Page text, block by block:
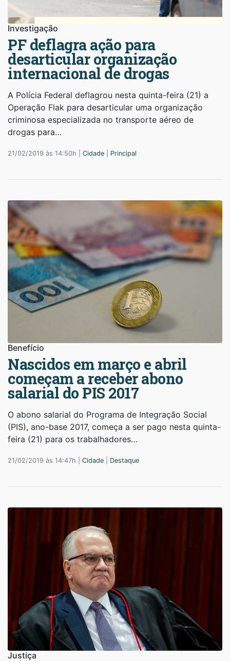
Investigação
PF deflagra ação para
desarticular organização
internacional de drogas
A Polícia Federal deflagrou nesta quinta-feira (21) a
Operação Flak para desarticular uma organização
criminosa especializada no transporte aéreo de
drogas para…
21/02/2019 às 14:50h | Cidade Principal
Benefício
Nascidos em março e abril
começam a receber abono
salarial do PIS 2017
O abono salarial do Programa de Integração Social
(PIS), ano-base 2017, começa a ser pago nesta quinta-
feira (21) para os trabalhadores…
21/02/2019 às 14:47h | Cidade Destaque
Justiça